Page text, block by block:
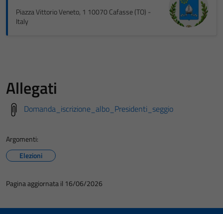
Piazza Vittorio Veneto, 1 10070 Cafasse (TO) -
Italy
Allegati
Domanda_iscrizione_albo_Presidenti_seggio
Argomenti:
Elezioni
Pagina aggiornata il 16/06/2026